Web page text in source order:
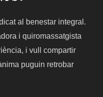
al benestar integral.
i quiromassatgista
i vull compartir
puguin retrobar